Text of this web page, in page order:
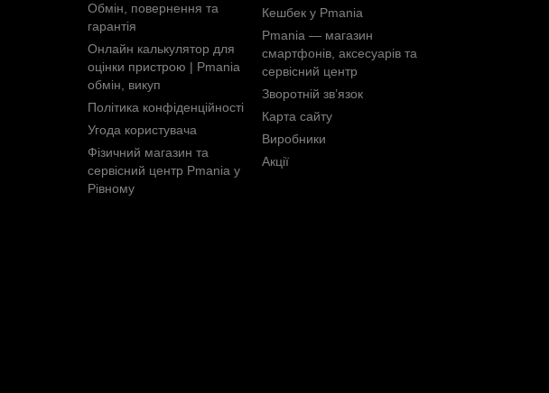
Обмін, повернення та
гарантія
Онлайн калькулятор для
оцінки пристрою | Pmania
обмін, викуп
Політика конфіденційності
Угода користувача
Фізичний магазин та
сервісний центр Pmania у
Рівному
Кешбек у Pmania
Pmania — магазин
смартфонів, аксесуарів та
сервісний центр
Зворотній зв’язок
Карта сайту
Виробники
Акції